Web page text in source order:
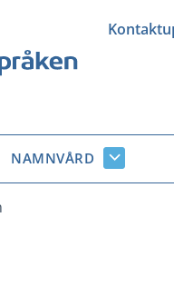
NAMNVÅRD